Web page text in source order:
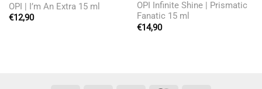
OPI | I’m An Extra 15 ml
€12,90
OPI Infinite Shine | Prismatic
Fanatic 15 ml
€14,90